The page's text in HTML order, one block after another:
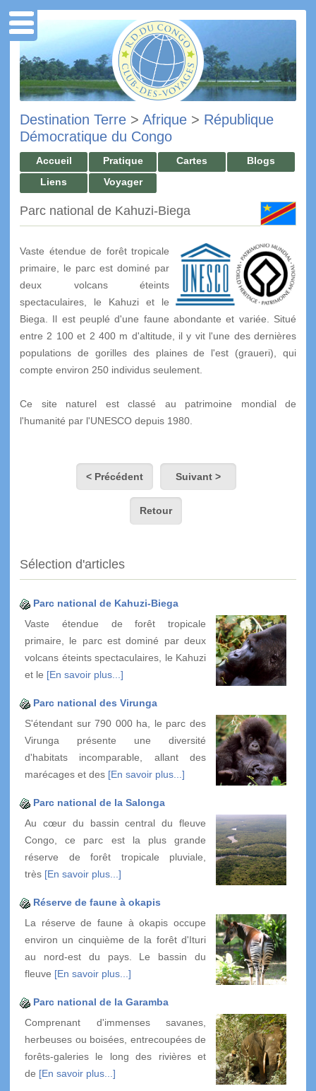
Destination Terre > Afrique > République
Démocratique du Congo
Accueil Pratique Cartes
Blogs
Liens
Voyager
Parc national de Kahuzi-Biega
Vaste étendue de forêt tropicale
primaire, le parc est dominé par
deux volcans éteints
spectaculaires, le Kahuzi et le
Biega. Il est peuplé d'une faune abondante et variée. Situé
entre 2 100 et 2 400 m d'altitude, il y vit l'une des dernières
populations de gorilles des plaines de l'est (graueri), qui
compte environ 250 individus seulement.
Ce site naturel est classé au patrimoine mondial de
l'humanité par l'UNESCO depuis 1980.
< Précédent Suivant >
Retour
Sélection d'articles
Parc national de Kahuzi-Biega
Vaste étendue de forêt tropicale
primaire, le parc est dominé par deux
volcans éteints spectaculaires, le Kahuzi
et le [En savoir plus...]
Parc national des Virunga
S'étendant sur 790 000 ha, le parc des
Virunga présente une diversité
d'habitats incomparable, allant des
marécages et des [En savoir plus...]
Parc national de la Salonga
Au cœur du bassin central du fleuve
Congo, ce parc est la plus grande
réserve de forêt tropicale pluviale,
très [En savoir plus...]
Réserve de faune à okapis
La réserve de faune à okapis occupe
environ un cinquième de la forêt d'Ituri
au nord-est du pays. Le bassin du
fleuve [En savoir plus...]
Parc national de la Garamba
Comprenant d'immenses savanes,
herbeuses ou boisées, entrecoupées de
forêts-galeries le long des rivières et
de [En savoir plus...]